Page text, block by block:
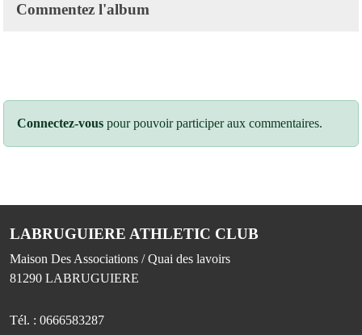
Commentez l'album
Connectez-vous pour pouvoir participer aux commentaires.
LABRUGUIERE ATHLETIC CLUB
Maison Des Associations / Quai des lavoirs
81290 LABRUGUIERE
Tél. : 0666583287